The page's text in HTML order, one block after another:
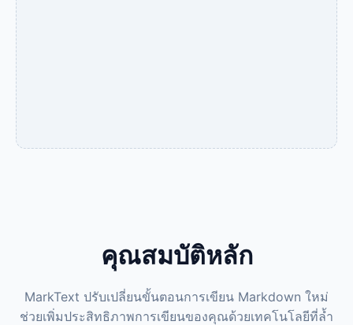
คุณสมบัติหลัก
MarkText ปรับเปลี่ยนขั้นตอนการเขียน Markdown ใหม่
ช่วยเพิ่มประสิทธิภาพการเขียนของคุณด้วยเทคโนโลยีที่ล้ำ